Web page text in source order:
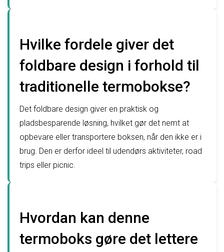
Hvilke fordele giver det
foldbare design i forhold til
traditionelle termobokse?
Det foldbare design giver en praktisk og
pladsbesparende løsning, hvilket gør det nemt at
opbevare eller transportere boksen, når den ikke er i
brug. Den er derfor ideel til udendørs aktiviteter, road
trips eller picnic.
Hvordan kan denne
termoboks gøre det lettere